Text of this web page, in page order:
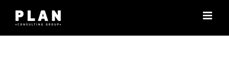
περιεχόμενο